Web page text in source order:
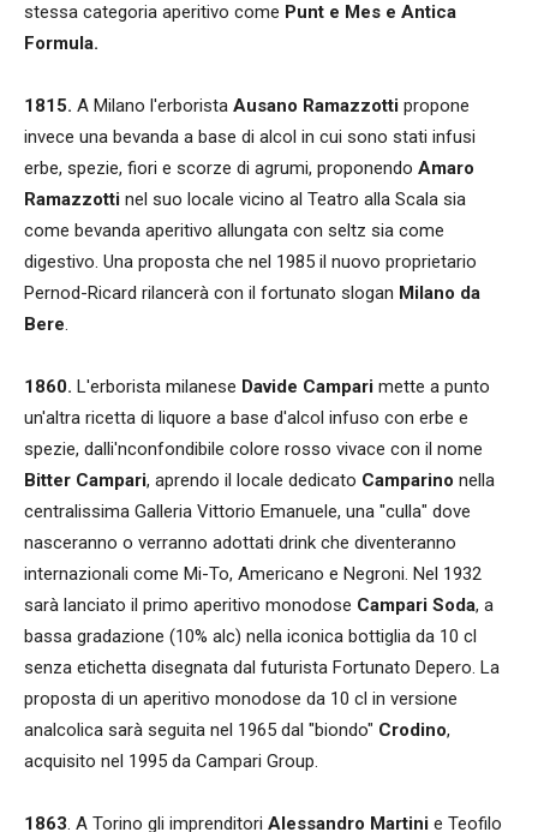
stessa categoria aperitivo come Punt e Mes e Antica
Formula.
1815. A Milano l'erborista Ausano Ramazzotti propone
invece una bevanda a base di alcol in cui sono stati infusi
erbe, spezie, fiori e scorze di agrumi, proponendo Amaro
Ramazzotti nel suo locale vicino al Teatro alla Scala sia
come bevanda aperitivo allungata con seltz sia come
digestivo. Una proposta che nel 1985 il nuovo proprietario
Pernod-Ricard rilancerà con il fortunato slogan Milano da
Bere.
1860. L'erborista milanese Davide Campari mette a punto
un'altra ricetta di liquore a base d'alcol infuso con erbe e
spezie, dalli'nconfondibile colore rosso vivace con il nome
Bitter Campari, aprendo il locale dedicato Camparino nella
centralissima Galleria Vittorio Emanuele, una "culla" dove
nasceranno o verranno adottati drink che diventeranno
internazionali come Mi-To, Americano e Negroni. Nel 1932
sarà lanciato il primo aperitivo monodose Campari Soda, a
bassa gradazione (10% alc) nella iconica bottiglia da 10 cl
senza etichetta disegnata dal futurista Fortunato Depero. La
proposta di un aperitivo monodose da 10 cl in versione
analcolica sarà seguita nel 1965 dal "biondo" Crodino,
acquisito nel 1995 da Campari Group.
1863. A Torino gli imprenditori Alessandro Martini e Teofilo